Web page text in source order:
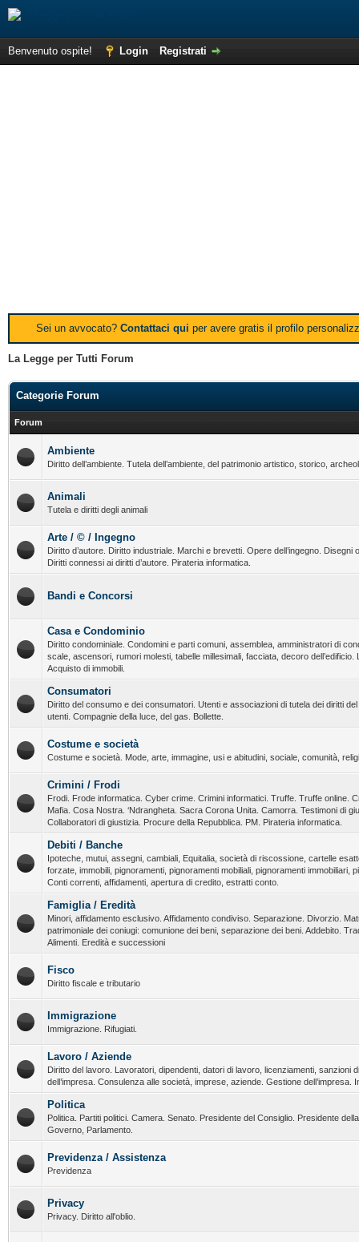
Benvenuto ospite! Login Registrati
Sei un avvocato? Contattaci qui per avere gratis il profilo
La Legge per Tutti Forum
Categorie Forum
Forum
Ambiente
Diritto dell’ambiente. Tutela dell’ambiente, del patrimonio artistico, storico,
Animali
Tutela e diritti degli animali
Arte / © / Ingegno
Diritto d’autore. Diritto industriale. Marchi e brevetti. Opere dell’ingegno. Disegni
Diritti connessi ai diritti d’autore. Pirateria informatica.
Bandi e Concorsi
Casa e Condominio
Diritto condominiale. Condomini e parti comuni, assemblea, amministratori di
scale, ascensori, rumori molesti, tabelle millesimali, facciata, decoro
Acquisto di immobili.
Consumatori
Diritto del consumo e dei consumatori. Utenti e associazioni di tutela dei diritti
utenti. Compagnie della luce, del gas. Bollette.
Costume e società
Costume e società. Mode, arte, immagine, usi e abitudini, sociale, comunità,
Crimini / Frodi
Frodi. Frode informatica. Cyber crime. Crimini informatici. Truffe. Truffe online.
Mafia. Cosa Nostra. ‘Ndrangheta. Sacra Corona Unita. Camorra. Testimoni di
Collaboratori di giustizia. Procure della Repubblica. PM. Pirateria informatica.
Debiti / Banche
Ipoteche, mutui, assegni, cambiali, Equitalia, società di riscossione, cartelle
forzate, immobili, pignoramenti, pignoramenti mobiliali, pignoramenti immobiliari,
Conti correnti, affidamenti, apertura di credito, estratti conto.
Famiglia / Eredità
Minori, affidamento esclusivo. Affidamento condiviso. Separazione. Divorzio.
patrimoniale dei coniugi: comunione dei beni, separazione dei beni. Addebito.
Alimenti. Eredità e successioni
Fisco
Diritto fiscale e tributario
Immigrazione
Immigrazione. Rifugiati.
Lavoro / Aziende
Diritto del lavoro. Lavoratori, dipendenti, datori di lavoro, licenziamenti, sanzioni
dell’impresa. Consulenza alle società, imprese, aziende. Gestione dell’impresa.
Politica
Politica. Partiti politici. Camera. Senato. Presidente del Consiglio. Presidente
Governo, Parlamento.
Previdenza / Assistenza
Previdenza
Privacy
Privacy. Diritto all'oblio.